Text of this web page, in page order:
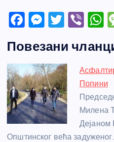
F
c
e
b
o
o
k
M
ss
e
n
g
er
T
itt
er
Vi
er
s
A
p
p
Повезани
Попини
Милена
Дејаном
Општинског већа